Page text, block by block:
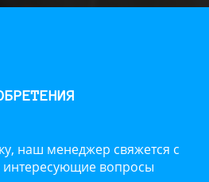
наш менеджер свяжется с
интересующие вопросы